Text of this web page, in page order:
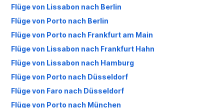
Flüge von Lissabon nach Berlin
Flüge von Porto nach Berlin
Flüge von Porto nach Frankfurt am Main
Flüge von Lissabon nach Frankfurt Hahn
Flüge von Lissabon nach Hamburg
Flüge von Porto nach Düsseldorf
Flüge von Faro nach Düsseldorf
Flüge von Porto nach München